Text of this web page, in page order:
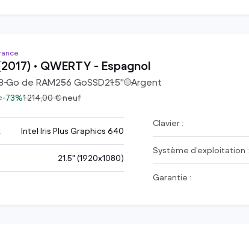
• QWERTY - Espagnol
Go de RAM256 GoSSD21.5" Argent
-73%1 214,00 €neuf
Intel Iris Plus Graphics 640
21.5" (1920x1080)
Clavier :
Système d’exploitation :
Garantie :